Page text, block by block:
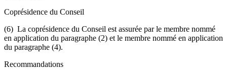
Coprésidence du Conseil
(6) La coprésidence du Conseil est assurée par le membre nommé
en application du paragraphe (2) et le membre nommé en application
du paragraphe (4).
Recommandations